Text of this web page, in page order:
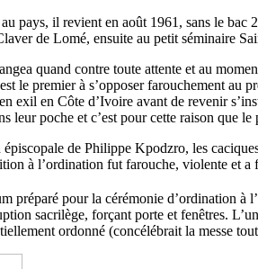
pays, il revient en août 1961, sans le
de Lomé, ensuite au petit séminaire
quand contre toute attente et au
le premier à s’opposer farouchement
exil en Côte d’Ivoire avant de revenir
leur poche et c’est pour cette raison que
de Philippe Kpodzro, les
à l’ordination fut farouche, violente et
préparé pour la cérémonie d’ordination à
sacrilège, forçant porte et fenêtres.
ordonné (concélébrait la messe